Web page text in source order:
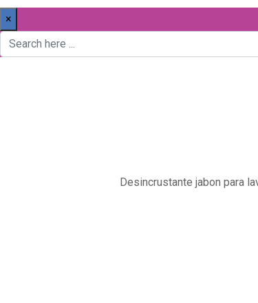
×
Desincrustante jabon para